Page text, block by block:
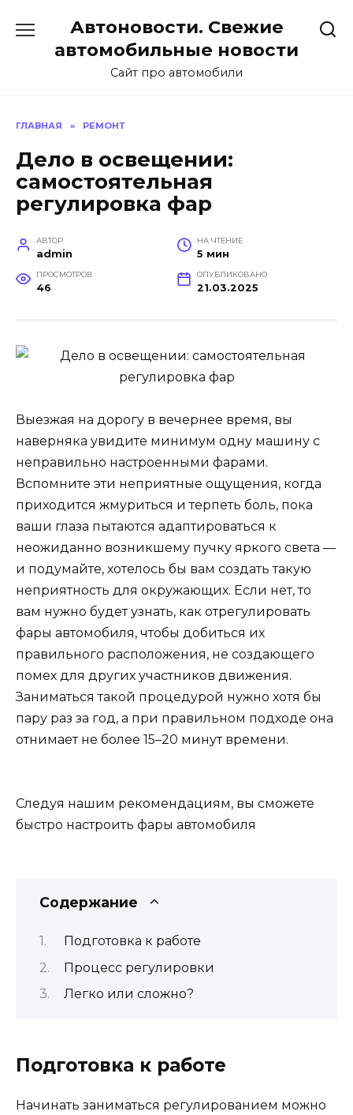
содержанию
Автоновости. Свежие
автомобильные новости
Сайт про автомобили
ГЛАВНАЯ » РЕМОНТ
Дело в освещении:
самостоятельная
регулировка фар
АВТОР
admin
НА ЧТЕНИЕ
5 мин
ПРОСМОТРОВ
46
ОПУБЛИКОВАНО
21.03.2025
Выезжая на дорогу в вечернее время, вы
наверняка увидите минимум одну машину с
неправильно настроенными фарами.
Вспомните эти неприятные ощущения, когда
приходится жмуриться и терпеть боль, пока
ваши глаза пытаются адаптироваться к
неожиданно возникшему пучку яркого света —
и подумайте, хотелось бы вам создать такую
неприятность для окружающих. Если нет, то
вам нужно будет узнать, как отрегулировать
фары автомобиля, чтобы добиться их
правильного расположения, не создающего
помех для других участников движения.
Заниматься такой процедурой нужно хотя бы
пару раз за год, а при правильном подходе она
отнимает не более 15–20 минут времени.
Следуя нашим рекомендациям, вы сможете
быстро настроить фары автомобиля
Содержание
Подготовка к работе
Процесс регулировки
Легко или сложно?
Подготовка к работе
Начинать заниматься регулированием можно